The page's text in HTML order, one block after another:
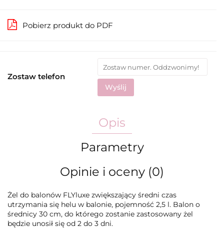
Pobierz produkt do PDF
Zostaw telefon
Wyślij
Opis
Parametry
Opinie i oceny (0)
Żel do balonów FLYluxe zwiększający średni czas
utrzymania się helu w balonie, pojemność 2,5 l. Balon o
średnicy 30 cm, do którego zostanie zastosowany żel
będzie unosił się od 2 do 3 dni.